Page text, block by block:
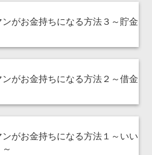
がお金持ちになる方法３～貯金
がお金持ちになる方法２～借金
がお金持ちになる方法１～いい